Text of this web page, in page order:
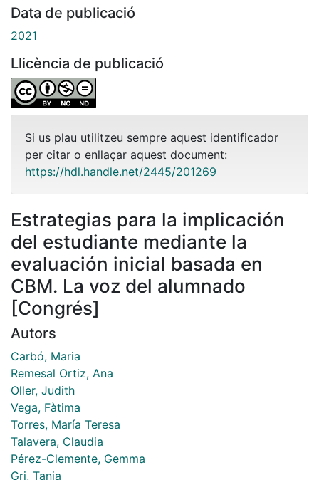
Data de publicació
2021
Llicència de publicació
Si us plau utilitzeu sempre aquest identificador
per citar o enllaçar aquest document:
https://hdl.handle.net/2445/201269
Estrategias para la implicación
del estudiante mediante la
evaluación inicial basada en
CBM. La voz del alumnado
[Congrés]
Autors
Carbó, Maria
Remesal Ortiz, Ana
Oller, Judith
Vega, Fàtima
Torres, María Teresa
Talavera, Claudia
Pérez-Clemente, Gemma
Gri, Tania